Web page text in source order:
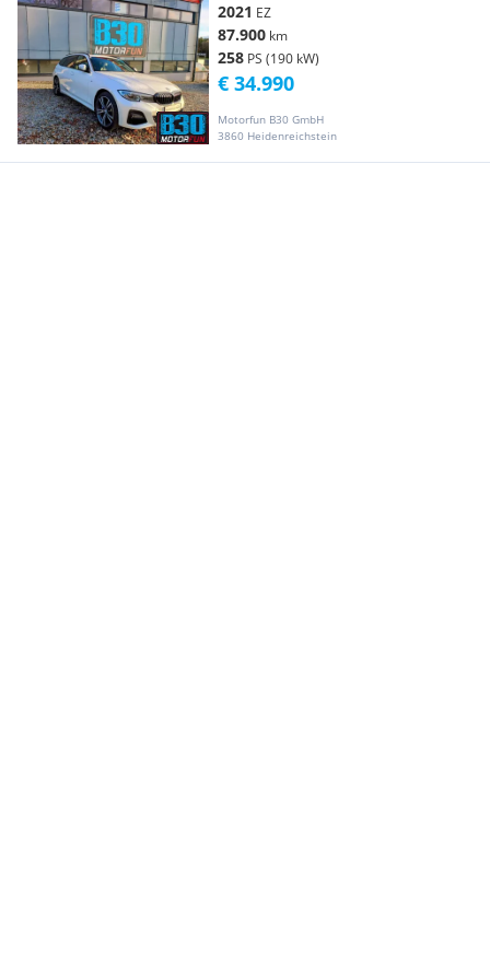
2021 EZ
87.900 km
258 PS (190 kW)
Motorfun B30 GmbH
3860 Heidenreichstein
€ 34.990